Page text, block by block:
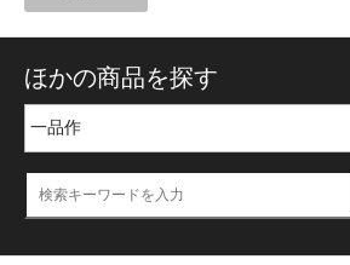
ほかの商品を探す